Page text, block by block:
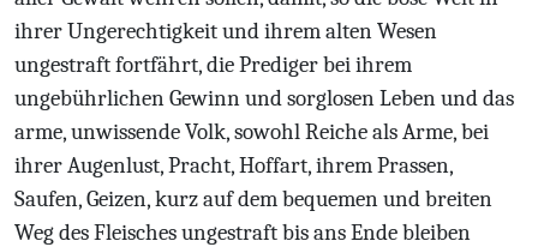
ihrer Ungerechtigkeit und ihrem alten Wesen
ungestraft fortfährt, die Prediger bei ihrem
ungebührlichen Gewinn und sorglosen Leben und das
arme, unwissende Volk, sowohl Reiche als Arme, bei
ihrer Augenlust, Pracht, Hoffart, ihrem Prassen,
Saufen, Geizen, kurz auf dem bequemen und breiten
Weg des Fleisches ungestraft bis ans Ende bleiben